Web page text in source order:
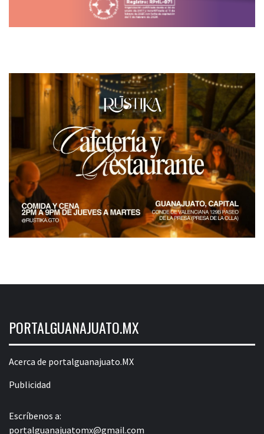
PORTALGUANAJUATO.MX
Acerca de portalguanajuato.MX
Publicidad
Escríbenos a:
portalguanajuatomx@gmail.com